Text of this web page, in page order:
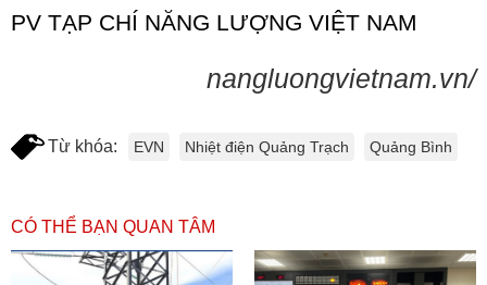
PV TẠP CHÍ NĂNG LƯỢNG VIỆT NAM
nangluongvietnam.vn/
Từ khóa: EVN Nhiệt điện Quảng Trạch Quảng Bình
CÓ THỂ BẠN QUAN TÂM